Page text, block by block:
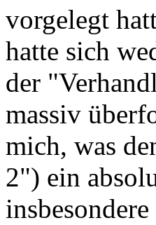
vorgelegt
hatte sich
der
massiv
mich, was
2") ein